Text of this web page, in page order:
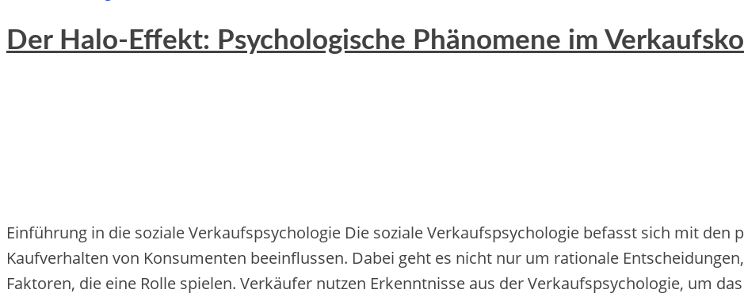
Der Halo-Effekt: Psychologische Phänomene im
Einführung in die soziale Verkaufspsychologie Die soziale Verkaufspsychologie befasst sich mit den
Kaufverhalten von Konsumenten beeinflussen. Dabei geht es nicht nur um rationale
Faktoren, die eine Rolle spielen. Verkäufer nutzen Erkenntnisse aus der Verkaufspsychologie, um